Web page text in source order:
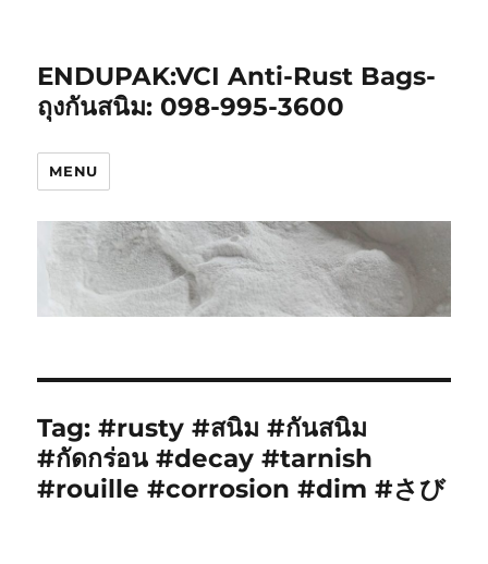
ENDUPAK:VCI Anti-Rust Bags-
ถุงกันสนิม: 098-995-3600
MENU
Tag:#rusty #สนิม #กันสนิม
#กัดกร่อน #decay #tarnish
#rouille #corrosion #dim #さび